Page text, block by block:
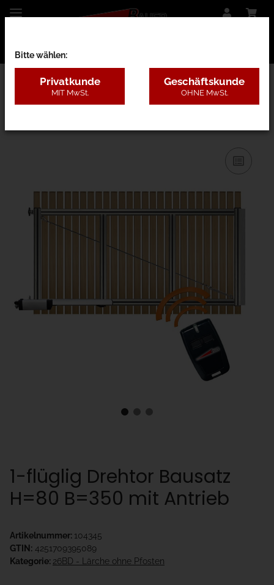
26BD - Lärche ohne Pfosten
1-flüglig Drehtor Bausatz
H=80 B=350 mit Antrieb
Artikelnummer: 104345
GTIN: 4251709395089
Kategorie: 26BD - Lärche ohne Pfosten
Bitte wählen:
Privatkunde
MIT MwSt.
Geschäftskunde
OHNE MwSt.